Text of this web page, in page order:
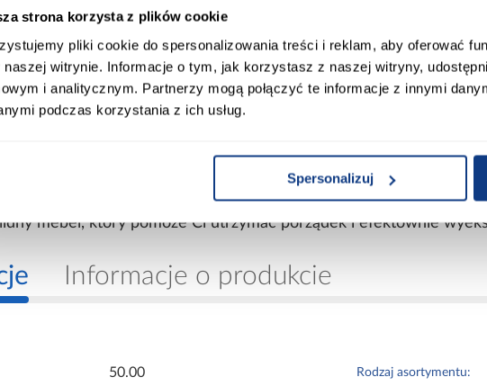
strona korzysta z plików cookie
pliki cookie do spersonalizowania treści i reklam, aby oferować
naszej witrynie. Informacje o tym, jak korzystasz z naszej witryny,
i analitycznym. Partnerzy mogą połączyć te informacje z innymi
podczas korzystania z ich usług.
Spersonalizuj
idealne rozwiązanie dla osób ceniących elegancję połączoną z
kontrastującymi białymi półkami nadaje mu nowoczesny, a
z różnymi aranżacjami wnętrz.
półkom o odległości 33 cm, regał świetnie sprawdzi się
dekoracji. Jego konstrukcja została wykonana z
zapewnia trwałość i długą żywotność.
to praktyczny wybór zarówno do salonu, biura, jak i domowej
mebel, który pomoże Ci utrzymać porządek i efektownie
Informacje o produkcie
50.00 Rodzaj asortymentu: